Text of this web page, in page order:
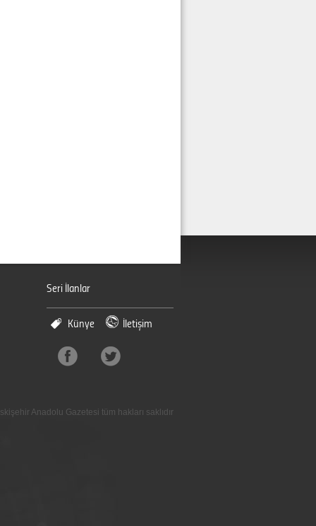
Seri İlanlar
Künye İletişim
Anadolu Gazetesi tüm hakları saklıdır